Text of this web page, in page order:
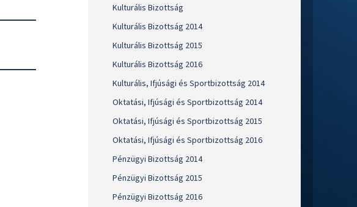
Kulturális Bizottság
Kulturális Bizottság 2014
Kulturális Bizottság 2015
Kulturális Bizottság 2016
Kulturális, Ifjúsági és Sportbizottság 2014
Oktatási, Ifjúsági és Sportbizottság 2014
Oktatási, Ifjúsági és Sportbizottság 2015
Oktatási, Ifjúsági és Sportbizottság 2016
Pénzügyi Bizottság 2014
Pénzügyi Bizottság 2015
Pénzügyi Bizottság 2016